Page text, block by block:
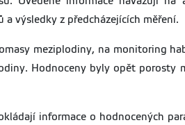
výsledky z předcházejících měření.
meziplodiny, na monitoring
Hodnoceny byly opět porosty
informace o hodnocených